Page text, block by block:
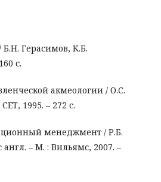
Герасимов, К.Б.
с.
акмеологии / О.С.
1995. – 272 с.
менеджмент / Р.Б.
– М. : Вильямс, 2007. –